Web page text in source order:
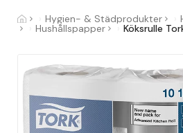
Hygien- & Städprodukter
Hushållspapper Köksrulle